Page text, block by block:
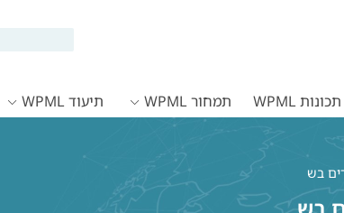
תכונות WPML תמחור WPML תיעוד WPML